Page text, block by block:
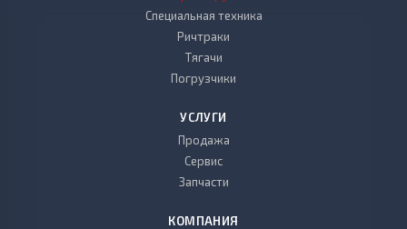
Специальная техника
Ричтраки
Тягачи
Погрузчики
УСЛУГИ
Продажа
Сервис
Запчасти
КОМПАНИЯ